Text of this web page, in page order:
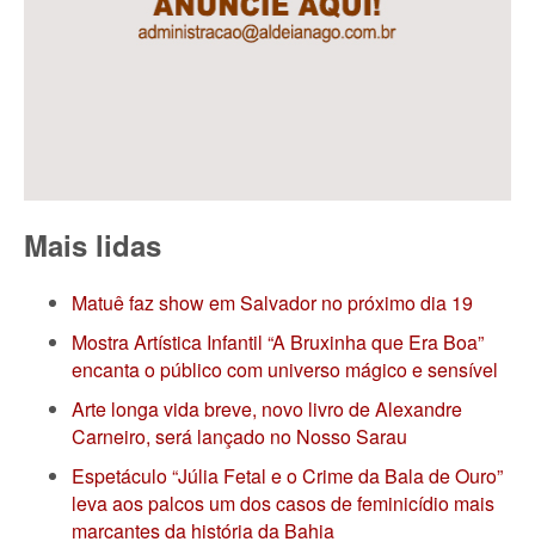
Mais lidas
Matuê faz show em Salvador no próximo dia 19
Mostra Artística Infantil “A Bruxinha que Era Boa”
encanta o público com universo mágico e sensível
Arte longa vida breve, novo livro de Alexandre
Carneiro, será lançado no Nosso Sarau
Espetáculo “Júlia Fetal e o Crime da Bala de Ouro”
leva aos palcos um dos casos de feminicídio mais
marcantes da história da Bahia